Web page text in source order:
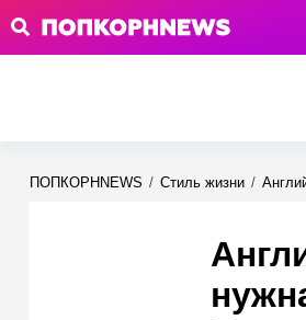
ПОПКОРНNEWS / Стиль жизни /